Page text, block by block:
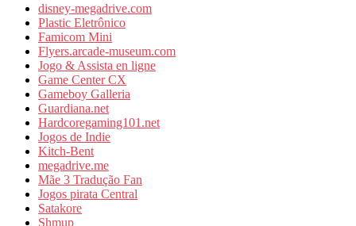
disney-megadrive.com
Plastic Eletrônico
Famicom Mini
Flyers.arcade-museum.com
Jogo & Assista en ligne
Game Center CX
Gameboy Galleria
Guardiana.net
Hardcoregaming101.net
Jogos de Indie
Kitch-Bent
megadrive.me
Mãe 3 Tradução Fan
Jogos pirata Central
Satakore
Shmup